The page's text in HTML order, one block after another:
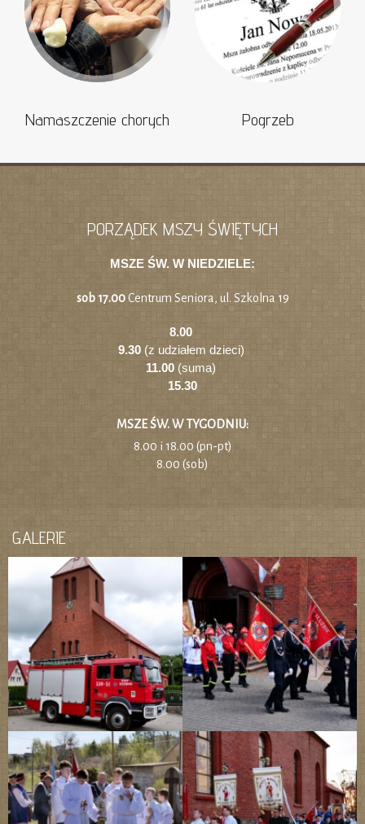
Namaszczenie chorych Pogrzeb
PORZĄDEK MSZY ŚWIĘTYCH
MSZE ŚW. W NIEDZIELE:
sob 17.00Centrum Seniora, ul. Szkolna 19
8.00
9.30(z udziałem dzieci)
11.00 (suma)
15.30
MSZE ŚW. W TYGODNIU:
8.00 i 18.00 (pn-pt)
8.00 (sob)
GALERIE